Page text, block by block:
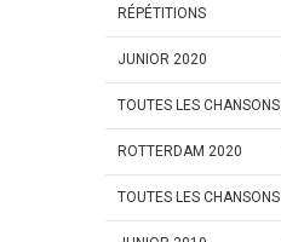
RÉPÉTITIONS
JUNIOR 2020
TOUTES LES CHANSONS
ROTTERDAM 2020
TOUTES LES CHANSONS